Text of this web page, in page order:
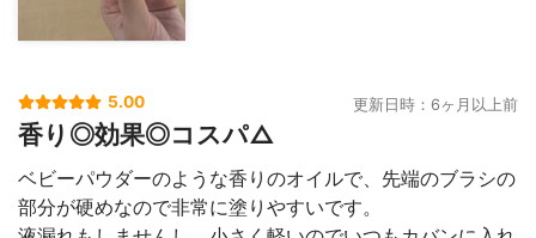
5.00 更新日時：6ヶ月以上前
香り◎効果◎コスパ△
ベビーパウダーのような香りのオイルで、先端のブラシの
部分が硬めなので非常に塗りやすいです。